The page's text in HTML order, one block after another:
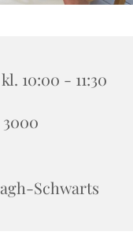
10:00 - 11:30
Schwarts